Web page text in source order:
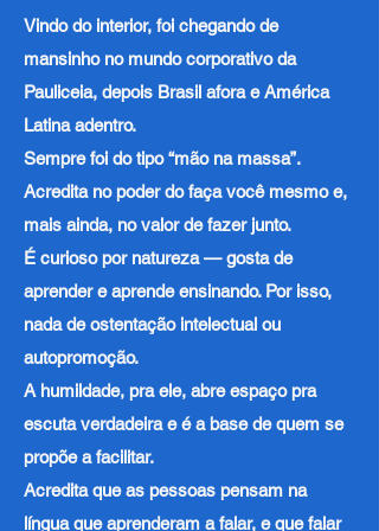
Vindo do interior, foi chegando de
mansinho no mundo corporativo da
Pauliceia, depois Brasil afora e América
Latina adentro.
Sempre foi do tipo “mão na massa”.
Acredita no poder do faça você mesmo e,
mais ainda, no valor de fazer junto.
É curioso por natureza — gosta de
aprender e aprende ensinando. Por isso,
nada de ostentação intelectual ou
autopromoção.
A humildade, pra ele, abre espaço pra
escuta verdadeira e é a base de quem se
propõe a facilitar.
Acredita que as pessoas pensam na
língua que aprenderam a falar, e que falar